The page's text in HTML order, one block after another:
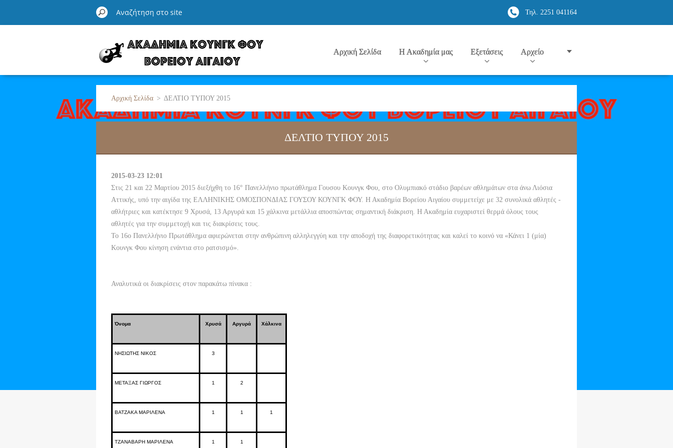
Τηλ. 2251 041164
Αρχική Σελίδα Η Ακαδημία μας Εξετάσεις Αρχείο
Αρχική Σελίδα > ΔΕΛΤΙΟ ΤΥΠΟΥ 2015
ΔΕΛΤΙΟ ΤΥΠΟΥ 2015
2015-03-23 12:01
Στις 21 και 22 Μαρτίου 2015 διεξήχθη το 16° Πανελλήνιο πρωτάθλημα Γουσου Κουνγκ Φου, στο Ολυμπιακό στάδιο βαρέων αθλημάτων στα άνω Λιόσια
Αττικής, υπό την αιγίδα της ΕΛΛΗΝΙΚΗΣ ΟΜΟΣΠΟΝΔΙΑΣ ΓΟΥΣΟΥ ΚΟΥΝΓΚ ΦΟΥ. Η Ακαδημία Βορείου Αιγαίου συμμετείχε με 32 συνολικά αθλητές -
αθλήτριες και κατέκτησε 9 Χρυσά, 13 Αργυρά και 15 χάλκινα μετάλλια αποσπώντας σημαντική διάκριση. Η Ακαδημία ευχαριστεί θερμά όλους τους
αθλητές για την συμμετοχή και τις διακρίσεις τους.
Το 16ο Πανελλήνιο Πρωτάθλημα αφιερώνεται στην ανθρώπινη αλληλεγγύη και την αποδοχή της διαφορετικότητας και καλεί το κοινό να «Κάνει 1 (μία)
Κουνγκ Φου κίνηση ενάντια στο ρατσισμό».
Αναλυτικά οι διακρίσεις στον παρακάτω πίνακα :
Όνομα Χρυσά Αργυρά Χάλκινα
ΝΗΣΙΩΤΗΣ ΝΙΚΟΣ 3
ΜΕΤΑΞΑΣ ΓΙΩΡΓΟΣ 1 2
ΒΑΤΖΑΚΑ ΜΑΡΙΛΕΝΑ 1 1 1
ΤΖΑΝΑΒΑΡΗ ΜΑΡΙΛΕΝΑ 1 1